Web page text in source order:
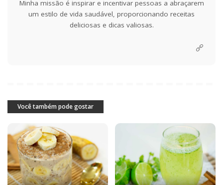
Minha missão é inspirar e incentivar pessoas a abraçarem
um estilo de vida saudável, proporcionando receitas
deliciosas e dicas valiosas.
Você também pode gostar